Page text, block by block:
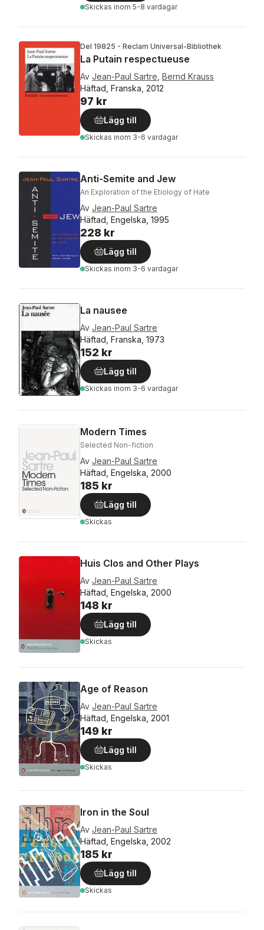
Skickas inom 5-8 vardagar
Del 19825 - Reclam Universal-Bibliothek
La Putain respectueuse
Av Jean-Paul Sartre, Bernd Krauss
Häftad, Franska, 2012
97 kr
Lägg till
Skickas inom 3-6 vardagar
Anti-Semite and Jew
An Exploration of the Etiology of Hate
Av Jean-Paul Sartre
Häftad, Engelska, 1995
228 kr
Lägg till
Skickas inom 3-6 vardagar
La nausee
Av Jean-Paul Sartre
Häftad, Franska, 1973
152 kr
Lägg till
Skickas inom 3-6 vardagar
Modern Times
Selected Non-fiction
Av Jean-Paul Sartre
Häftad, Engelska, 2000
185 kr
Lägg till
Skickas
Huis Clos and Other Plays
Av Jean-Paul Sartre
Häftad, Engelska, 2000
148 kr
Lägg till
Skickas
Age of Reason
Av Jean-Paul Sartre
Häftad, Engelska, 2001
149 kr
Lägg till
Skickas
Iron in the Soul
Av Jean-Paul Sartre
Häftad, Engelska, 2002
185 kr
Lägg till
Skickas